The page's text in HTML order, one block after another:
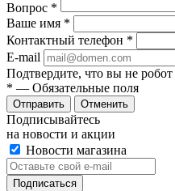
Вопрос *
Ваше имя *
Контактный телефон *
E-mail
Подтвердите, что вы не робот
* — Обязательные поля
Отменить
Подписывайтесь
на новости и акции
Новости магазина